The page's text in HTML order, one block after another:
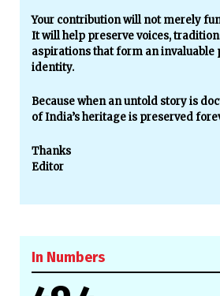
Your contribution will not merely
It will help preserve voices,
aspirations that form an invaluable
identity.
Because when an untold story is
of India’s heritage is preserved
Thanks
Editor
In Numbers